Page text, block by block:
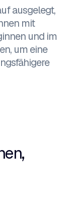
ausgelegt,
mit
und im
um eine